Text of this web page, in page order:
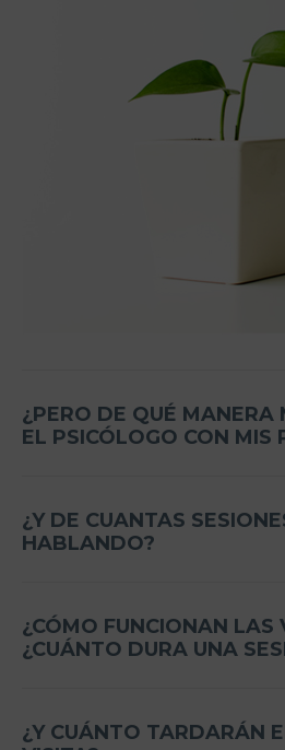
¿PERO DE QUÉ MANERA
EL PSICÓLOGO CON MIS
¿Y DE CUANTAS
HABLANDO?
¿CÓMO FUNCIONAN LAS
¿CUÁNTO DURA UNA
¿Y CUÁNTO TARDARÁN